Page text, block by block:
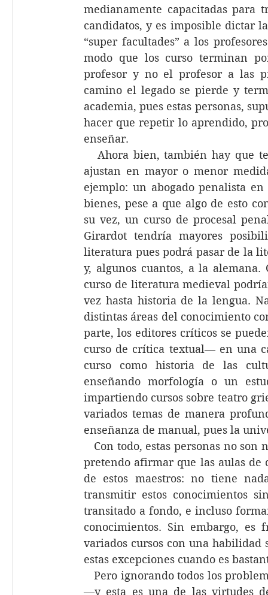
medianamente capacitadas para
candidatos, y es imposible dictar
“super facultades” a los
modo que los curso terminan
profesor y no el profesor a las
camino el legado se pierde y
academia, pues estas personas,
hacer que repetir lo aprendido,
enseñar.
Ahora bien, también hay que
ajustan en mayor o menor
ejemplo: un abogado penalista
bienes, pese a que algo de esto
su vez, un curso de procesal
Girardot tendría mayores
literatura pues podrá pasar de la
y, algunos cuantos, a la alemana.
curso de literatura medieval
vez hasta historia de la lengua.
distintas áreas del conocimiento
parte, los editores críticos se
curso de crítica textual— en una
curso como historia de las
enseñando morfología o un
impartiendo cursos sobre teatro
variados temas de manera
enseñanza de manual, pues la
Con todo, estas personas no son
pretendo afirmar que las aulas de
de estos maestros: no tiene
transmitir estos conocimientos
transitado a fondo, e incluso
conocimientos. Sin embargo, es
variados cursos con una habilidad
estas excepciones cuando es
Pero ignorando todos los
—y esta es una de las virtudes